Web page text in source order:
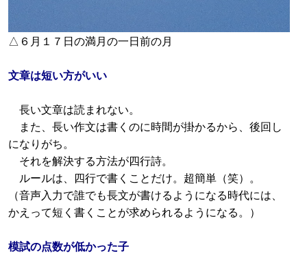
△６月１７日の満月の一日前の月
文章は短い方がいい
長い文章は読まれない。
また、長い作文は書くのに時間が掛かるから、後回し
になりがち。
それを解決する方法が四行詩。
ルールは、四行で書くことだけ。超簡単（笑）。
（音声入力で誰でも長文が書けるようになる時代には、
かえって短く書くことが求められるようになる。）
模試の点数が低かった子